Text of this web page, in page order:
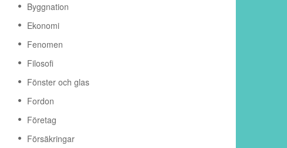
Byggnation
Ekonomi
Fenomen
Filosofi
Fönster och glas
Fordon
Företag
Försäkringar